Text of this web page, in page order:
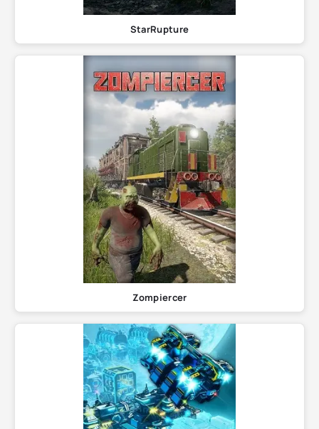
StarRupture
Zompiercer